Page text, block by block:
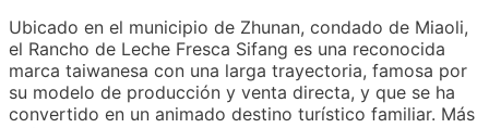
Ubicado en el municipio de Zhunan, condado de Miaoli,
el Rancho de Leche Fresca Sifang es una reconocida
marca taiwanesa con una larga trayectoria, famosa por
su modelo de producción y venta directa, y que se ha
convertido en un animado destino turístico familiar. Más